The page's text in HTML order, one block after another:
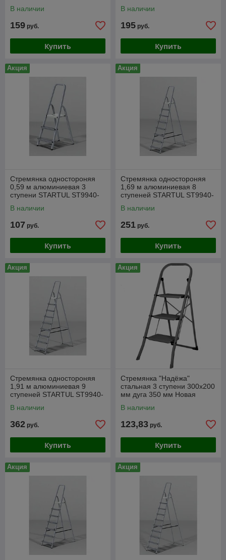
В наличии
159 руб.
Купить
В наличии
195 руб.
Купить
Акция
Стремянка одностороняя
0,59 м алюминиевая 3
ступени STARTUL ST9940-
В наличии
107 руб.
Купить
Акция
Стремянка одностороняя
1,69 м алюминиевая 8
ступеней STARTUL ST9940-
В наличии
251 руб.
Купить
Акция
Стремянка одностороняя
1,91 м алюминиевая 9
ступеней STARTUL ST9940-
В наличии
362 руб.
Купить
Акция
Стремянка "Надёжа"
стальная 3 ступени 300х200
мм дуга 350 мм Новая
В наличии
123,83 руб.
Купить
Акция Акция